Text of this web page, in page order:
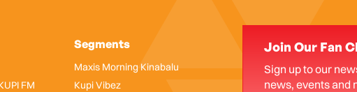
FM
Segments
Maxis Morning Kinabalu
Kupi Vibez
Join Our Fan
Sign up to our
news, events and